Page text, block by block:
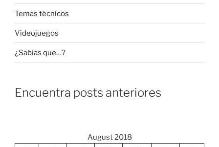
Temas técnicos
Videojuegos
¿Sabías que…?
Encuentra posts anteriores
August 2018